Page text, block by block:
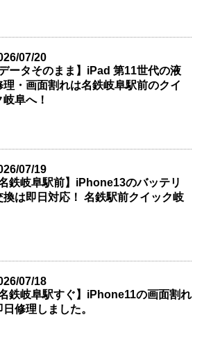
07/20
データそのまま】iPad 第11世代の液
理・画面割れは名鉄岐阜駅前のクイ
岐阜へ！
07/19
名鉄岐阜駅前】iPhone13のバッテリ
換は即日対応！ 名鉄駅前クイック岐
07/18
名鉄岐阜駅すぐ】iPhone11の画面割れ
日修理しました。